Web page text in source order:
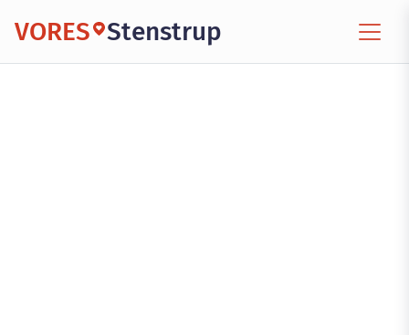
VORES Stenstrup